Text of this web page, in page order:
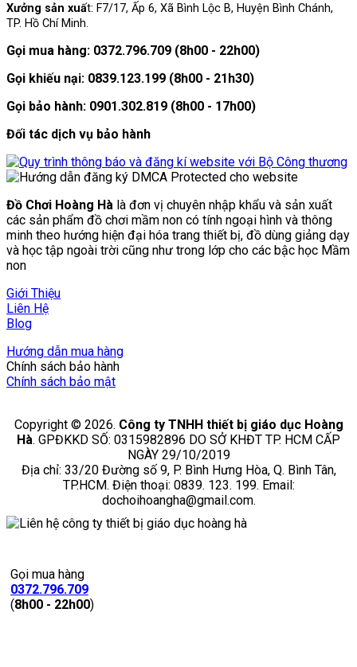
Xưởng sản xuất: F7/17, Ấp 6, Xã Bình Lộc B, Huyện Bình Chánh,
TP. Hồ Chí Minh.
Gọi mua hàng: 0372.796.709 (8h00 - 22h00)
Gọi khiếu nại: 0839.123.199 (8h00 - 21h30)
Gọi bảo hành: 0901.302.819 (8h00 - 17h00)
Đối tác dịch vụ bảo hành
Đồ Chơi Hoàng Hà là đơn vị chuyên nhập khẩu và sản xuất
các sản phẩm đồ chơi mầm non có tính ngoại hình và thông
minh theo hướng hiện đại hóa trang thiết bị, đồ dùng giảng dạy
và học tập ngoài trời cũng như trong lớp cho các bậc học Mầm
non
Giới Thiệu
Liên Hệ
Blog
Hướng dẫn mua hàng
Chính sách bảo hành
Chính sách bảo mật
Copyright © 2026. Công ty TNHH thiết bị giáo dục Hoàng
Hà. GPĐKKD SỐ: 0315982896 DO SỞ KHĐT TP. HCM CẤP
NGÀY 29/10/2019
Địa chỉ: 33/20 Đường số 9, P. Bình Hưng Hòa, Q. Bình Tân,
TP.HCM. Điện thoại: 0839. 123. 199. Email:
dochoihoangha@gmail.com.
Gọi mua hàng
0372.796.709
(8h00 - 22h00)